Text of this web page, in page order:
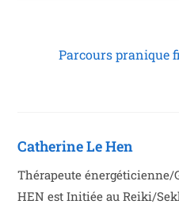
Parcours pranique
Catherine Le Hen
Thérapeute énergéticienne/
HEN est Initiée au Reiki/